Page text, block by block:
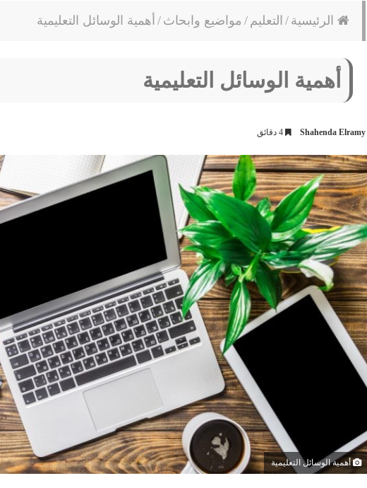
الرئيسية / التعليم / مواضيع وابحاث / أهمية الوسائل التعليمية
أهمية الوسائل التعليمية
Shahenda Elramy
أهمية الوسائل التعليمية